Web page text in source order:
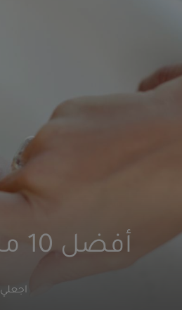
أفضل 10 مستلزمات استحمام لا غنى عنها للأطفال